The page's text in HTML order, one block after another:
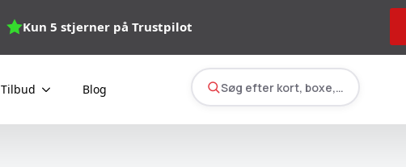
Kun 5 stjerner på Trustpilot
Tilbud Blog Søg efter kort, boxe, tilbehør…